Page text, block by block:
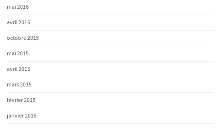
mai 2016
avril 2016
octobre 2015
mai 2015
avril 2015
mars 2015
février 2015
janvier 2015